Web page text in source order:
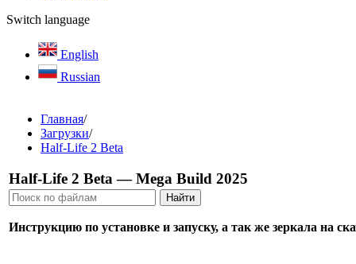
Switch language
English
Russian
Главная/
Загрузки/
Half-Life 2 Beta
Half-Life 2 Beta — Mega Build 2025
Инструкцию по установке и запуску, а так же зеркала на